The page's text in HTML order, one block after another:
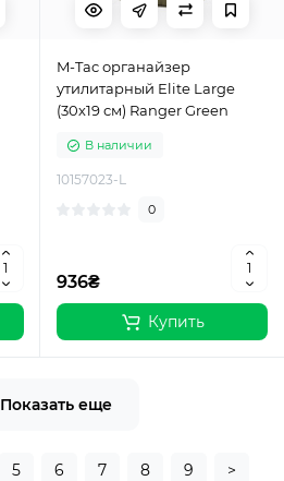
M-Tac органайзер
утилитарный Elite Large
(30х19 см) Ranger Green
В наличии
10157023-L
0
936₴
Купить
Показать еще
5 6 7 8 9 >